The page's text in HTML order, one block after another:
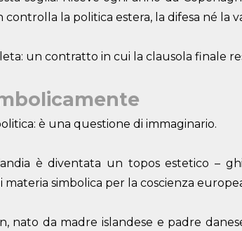
controlla la politica estera, la difesa né la
un contratto in cui la clausola finale
è una questione di immaginario.
è diventata un topos estetico –
simbolica per la coscienza
nato da madre islandese e padre